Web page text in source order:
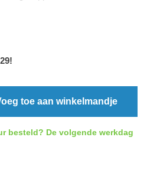
toe aan winkelmandje
besteld? De volgende werkdag